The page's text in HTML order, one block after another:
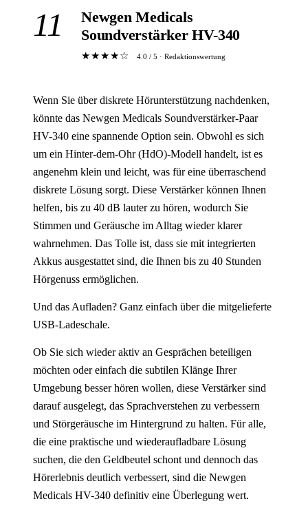
11
Newgen Medicals
Soundverstärker HV-340
★★★★☆ 4.0 / 5 · Redaktionswertung
Wenn Sie über diskrete Hörunterstützung nachdenken,
könnte das Newgen Medicals Soundverstärker-Paar
HV-340 eine spannende Option sein. Obwohl es sich
um ein Hinter-dem-Ohr (HdO)-Modell handelt, ist es
angenehm klein und leicht, was für eine überraschend
diskrete Lösung sorgt. Diese Verstärker können Ihnen
helfen, bis zu 40 dB lauter zu hören, wodurch Sie
Stimmen und Geräusche im Alltag wieder klarer
wahrnehmen. Das Tolle ist, dass sie mit integrierten
Akkus ausgestattet sind, die Ihnen bis zu 40 Stunden
Hörgenuss ermöglichen.
Und das Aufladen? Ganz einfach über die mitgelieferte
USB-Ladeschale.
Ob Sie sich wieder aktiv an Gesprächen beteiligen
möchten oder einfach die subtilen Klänge Ihrer
Umgebung besser hören wollen, diese Verstärker sind
darauf ausgelegt, das Sprachverstehen zu verbessern
und Störgeräusche im Hintergrund zu halten. Für alle,
die eine praktische und wiederaufladbare Lösung
suchen, die den Geldbeutel schont und dennoch das
Hörerlebnis deutlich verbessert, sind die Newgen
Medicals HV-340 definitiv eine Überlegung wert.